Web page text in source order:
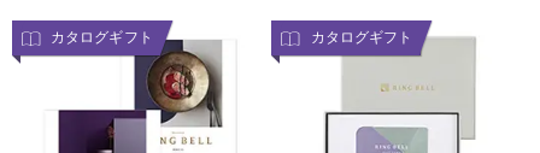
カタログギフト カタログギフト